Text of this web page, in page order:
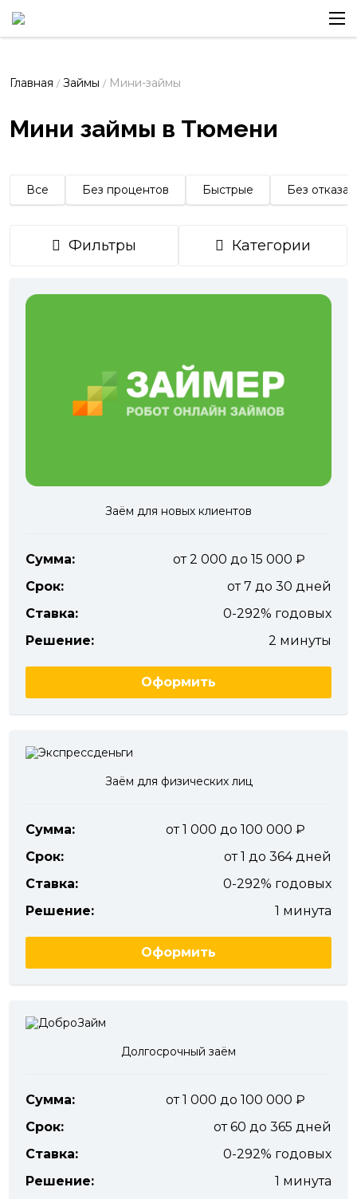
Главная / Займы / Мини-займы
Мини займы в Тюмени
Все Без процентов Быстрые Без отказа
Фильтры Категории
Заём для новых клиентов
Сумма:
от 2 000 до 15 000
Срок:
от 7 до 30 дней
Ставка:
0-292% годовых
Решение:
2 минуты
Оформить
Заём для физических лиц
Сумма:
от 1 000 до 100 000
Срок:
от 1 до 364 дней
Ставка:
0-292% годовых
Решение:
1 минута
Оформить
Долгосрочный заём
Сумма:
от 1 000 до 100 000
Срок:
от 60 до 365 дней
Ставка:
0-292% годовых
Решение:
1 минута